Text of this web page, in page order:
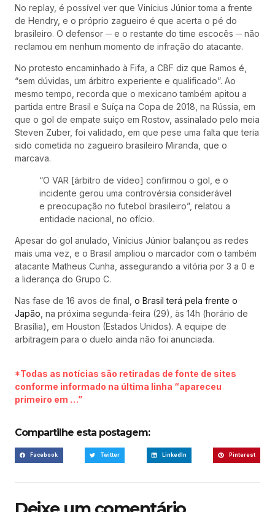
No replay, é possível ver que Vinícius Júnior toma a frente
de Hendry, e o próprio zagueiro é que acerta o pé do
brasileiro. O defensor ─ e o restante do time escocês ─ não
reclamou em nenhum momento de infração do atacante.
No protesto encaminhado à Fifa, a CBF diz que Ramos é,
“sem dúvidas, um árbitro experiente e qualificado”. Ao
mesmo tempo, recorda que o mexicano também apitou a
partida entre Brasil e Suíça na Copa de 2018, na Rússia, em
que o gol de empate suíço em Rostov, assinalado pelo meia
Steven Zuber, foi validado, em que pese uma falta que teria
sido cometida no zagueiro brasileiro Miranda, que o
marcava.
“O VAR [árbitro de vídeo] confirmou o gol, e o
incidente gerou uma controvérsia considerável
e preocupação no futebol brasileiro”, relatou a
entidade nacional, no ofício.
Apesar do gol anulado, Vinícius Júnior balançou as redes
mais uma vez, e o Brasil ampliou o marcador com o também
atacante Matheus Cunha, assegurando a vitória por 3 a 0 e
a liderança do Grupo C.
Nas fase de 16 avos de final, o Brasil terá pela frente o
Japão , na próxima segunda-feira (29), às 14h (horário de
Brasília), em Houston (Estados Unidos). A equipe de
arbitragem para o duelo ainda não foi anunciada.
*Todas as notícias são retiradas de fonte de sites
conforme informado na última linha “apareceu
primeiro em …”
Compartilhe esta postagem:
Facebook Twitter LinkedIn Pinterest